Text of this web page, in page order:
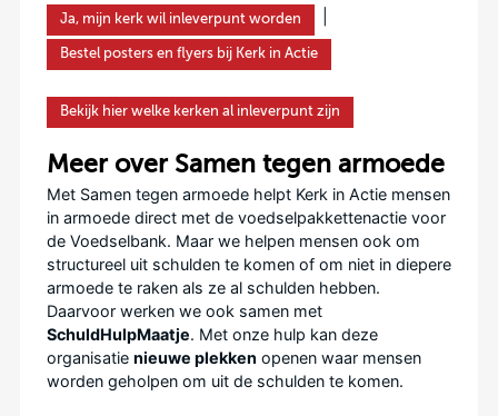
producten in te
leveren, heeft Kerk
in Actie hippe
die mensen gratis
kunnen bestellen. Ze
kunnen dit doen via
de flyer die je hebt
uitgedeeld (zie stap
3).
Zie ook de PR-
suggesties bij stap 7.
Stap 9 - Kijk terug
en vooruit
Ongetwijfeld leveren
de eerste
actiemomenten
nieuwe ideeën en
Stem zonu en dan met
elkaar af hoe het
loopt. Zo houd je
elkaar betrokken en
enthousiast.
Ja, mijn kerk wil inleverpunt worden
Bestel posters en flyers bij Kerk in Actie
Bekijk hier welke kerken al inleverpunt zijn
Meer over Samen tegen armoede
Met Samen tegen armoede helpt Kerk in Actie mensen
in armoede direct met de voedselpakkettenactie voor
de Voedselbank. Maar we helpen mensen ook om
structureel uit schulden te komen of om niet in diepere
armoede te raken als ze al schulden hebben.
Daarvoor werken we ook samen met
SchuldHulpMaatje. Met onze hulp kan deze
organisatie nieuwe plekken openen waar mensen
worden geholpen om uit de schulden te komen.